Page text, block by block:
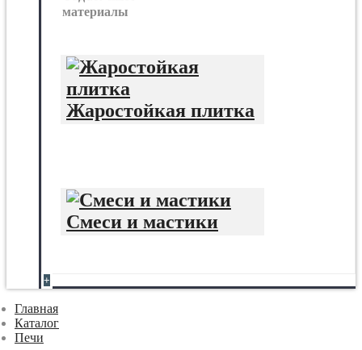
материалы
Жаростойкая плитка
Смеси и мастики
+
Главная
Каталог
Печи